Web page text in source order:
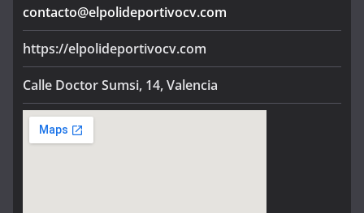
contacto@elpolideportivocv.com
https://elpolideportivocv.com
Calle Doctor Sumsi, 14, Valencia